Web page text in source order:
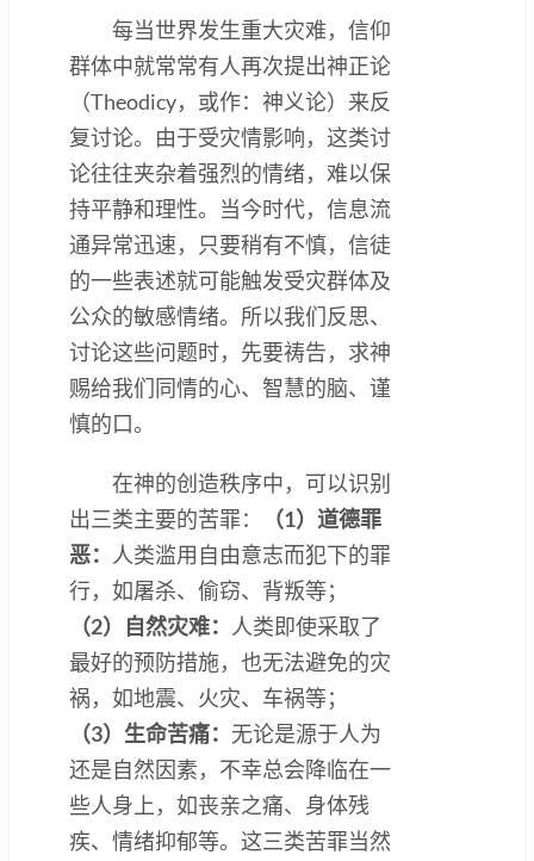
每当世界发生重大灾难，信仰
群体中就常常有人再次提出神正论
（Theodicy，或作：神义论）来反
复讨论。由于受灾情影响，这类讨
论往往夹杂着强烈的情绪，难以保
持平静和理性。当今时代，信息流
通异常迅速，只要稍有不慎，信徒
的一些表述就可能触发受灾群体及
公众的敏感情绪。所以我们反思、
讨论这些问题时，先要祷告，求神
赐给我们同情的心、智慧的脑、谨
慎的口。
在神的创造秩序中，可以识别
出三类主要的苦罪：
（1） 道德罪
恶： 人类滥用自由意志而犯下的罪
行，如屠杀、偷窃、背叛等；
（2）
自然灾难： 人类即使采取了
最好的预防措施，也无法避免的灾
祸，如地震、火灾、车祸等；
（3） 生命苦痛： 无论是源于人为
还是自然因素，不幸总会降临在一
些人身上，如丧亲之痛、身体残
疾、情绪抑郁等。这三类苦罪当然